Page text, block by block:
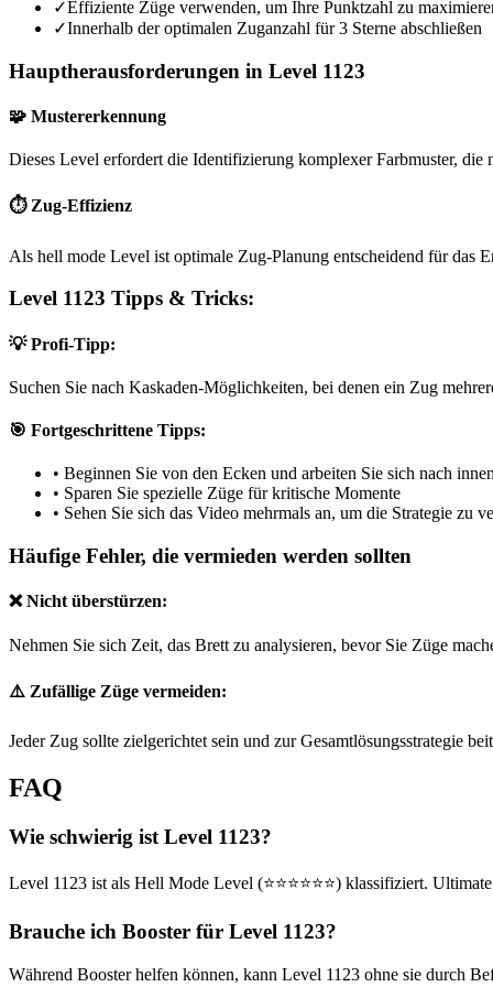
✓Effiziente Züge verwenden, um Ihre Punktzahl zu
✓Innerhalb der optimalen Zuganzahl für 3 Sterne abschließen
Hauptherausforderungen in Level 1123
🧩 Mustererkennung
Dieses Level erfordert die Identifizierung komplexer Farbmuster,
⏱️ Zug-Effizienz
Als hell mode Level ist optimale Zug-Planung entscheidend für das
Level 1123 Tipps & Tricks:
💡 Profi-Tipp:
Suchen Sie nach Kaskaden-Möglichkeiten, bei denen ein Zug
🎯 Fortgeschrittene Tipps:
• Beginnen Sie von den Ecken und arbeiten Sie sich nach
• Sparen Sie spezielle Züge für kritische Momente
• Sehen Sie sich das Video mehrmals an, um die Strategie zu
Häufige Fehler, die vermieden werden sollten
❌ Nicht überstürzen:
Nehmen Sie sich Zeit, das Brett zu analysieren, bevor Sie Züge
⚠️ Zufällige Züge vermeiden:
Jeder Zug sollte zielgerichtet sein und zur Gesamtlösungsstrategie
FAQ
Wie schwierig ist Level 1123?
Level 1123 ist als Hell Mode Level (⭐⭐⭐⭐⭐⭐) klassifiziert.
Brauche ich Booster für Level 1123?
Während Booster helfen können, kann Level 1123 ohne sie durch